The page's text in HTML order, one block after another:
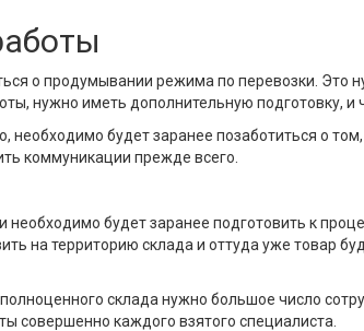
о продумывании режима по перевозки. Это
нужно иметь дополнительную подготовку, и
будет заранее позаботиться о
коммуникации прежде всего.
будет заранее подготовить к
на территорию склада и оттуда уже товар
склада нужно большое число
совершенно каждого взятого специалиста.